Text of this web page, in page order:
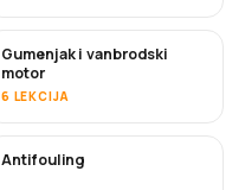
Gumenjak i vanbrodski
motor
6 LEKCIJA
USKORO
Antifouling